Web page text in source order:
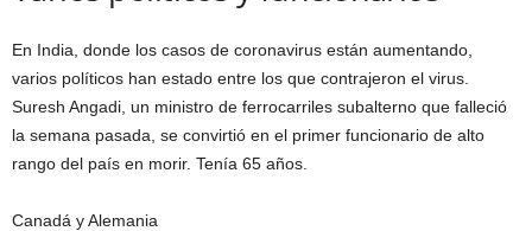
En India, donde los casos de coronavirus están aumentando,
varios políticos han estado entre los que contrajeron el virus.
Suresh Angadi, un ministro de ferrocarriles subalterno que falleció
la semana pasada, se convirtió en el primer funcionario de alto
rango del país en morir. Tenía 65 años.
Canadá y Alemania